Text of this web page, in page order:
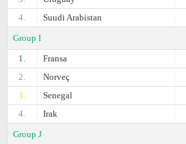
4.
Suudi Arabistan
Group I
1.
Fransa
2.
Norveç
3.
Senegal
4.
Irak
Group J